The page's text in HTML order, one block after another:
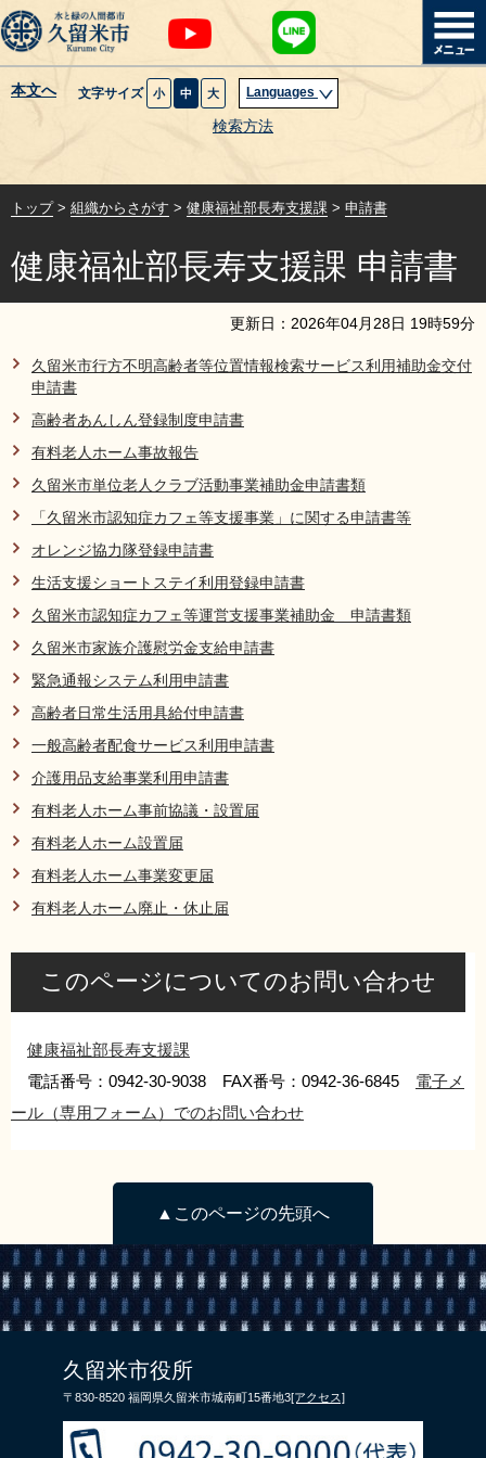
本文へ 文字サイズ 小 中 大 Languages
検索方法
暮らし・届出
健康・医療・福祉
観光魅力・イベント
計画・政策
サイトマップ
リンク集 利用ガイド
RSS
閉じる
トップ> 組織からさがす > 健康福祉部長寿支援課 > 申請書
健康福祉部長寿支援課 申請書
更新日： 2026年04月 28日 19時59分
久留米市行方不明高齢者等位置情報検索サービス利用補助金交付
申請書
高齢者あんしん登録制度申請書
有料老人ホーム事故報告
久留米市単位老人クラブ活動事業補助金申請書類
「久留米市認知症カフェ等支援事業」に関する申請書等
オレンジ協力隊登録申請書
生活支援ショートステイ利用登録申請書
久留米市認知症カフェ等運営支援事業補助金 申請書類
久留米市家族介護慰労金支給申請書
緊急通報システム利用申請書
高齢者日常生活用具給付申請書
一般高齢者配食サービス利用申請書
介護用品支給事業利用申請書
有料老人ホーム事前協議・設置届
有料老人ホーム設置届
有料老人ホーム事業変更届
有料老人ホーム廃止・休止届
このページについてのお問い合わせ
健康福祉部長寿支援課
電話番号：0942-30-9038 FAX番号：0942-36-6845 電子メ
ール（専用フォーム）でのお問い合わせ
▲このページの先頭へ
久留米市役所
〒830-8520 福岡県久留米市城南町15番地3[アクセス]